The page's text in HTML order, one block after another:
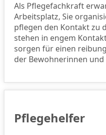
Als Pflegefachkraft
Arbeitsplatz, Sie
pflegen den Kontakt zu
stehen in engem
sorgen für einen
der Bewohnerinnen und
Pflegehelfer